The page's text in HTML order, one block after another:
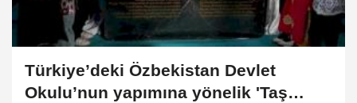
Türkiye’deki Özbekistan Devlet
Okulu’nun yapımına yönelik 'Taş